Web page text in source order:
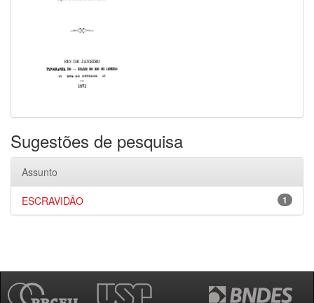
Sugestões de pesquisa
Assunto
1
ESCRAVIDÃO